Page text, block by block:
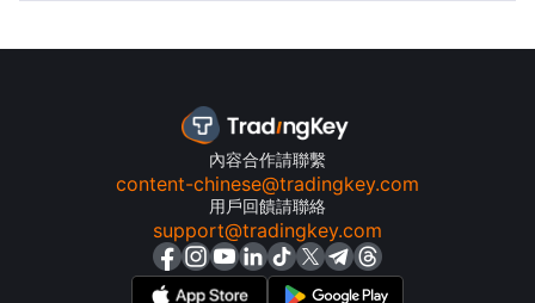
內容合作請聯繫
content-chinese@tradingkey.com
用戶回饋請聯絡
support@tradingkey.com